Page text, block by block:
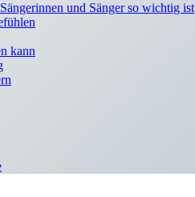
und Sänger so wichtig ist
kann